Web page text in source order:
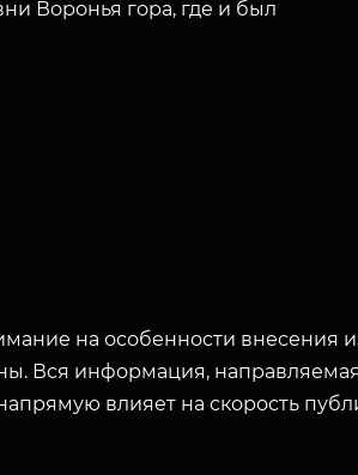
Воронья гора, где и был
на особенности внесения
Вся информация,
влияет на скорость